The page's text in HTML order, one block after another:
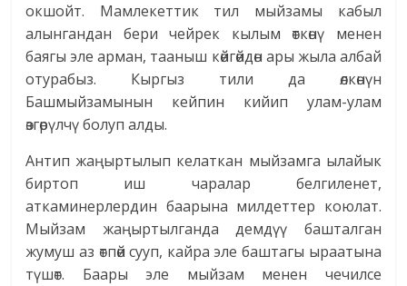
окшойт. Мамлекеттик тил мыйзамы кабыл
алынгандан бери чейрек кылым өткөнү менен
баягы эле арман, тааныш көйгөйдөн ары жыла албай
отурабыз. Кыргыз тили да өлкөнүн
Башмыйзамынын кейпин кийип улам-улам
өзгөрүлчү болуп алды.
Антип жаңыртылып келаткан мыйзамга ылайык
биртоп иш чаралар белгиленет,
аткаминерлердин баарына милдеттер коюлат.
Мыйзам жаңыртылганда демдүү башталган
жумуш аз өтпөй сууп, кайра эле баштагы ыраатына
түшөт. Баары эле мыйзам менен чечилсе